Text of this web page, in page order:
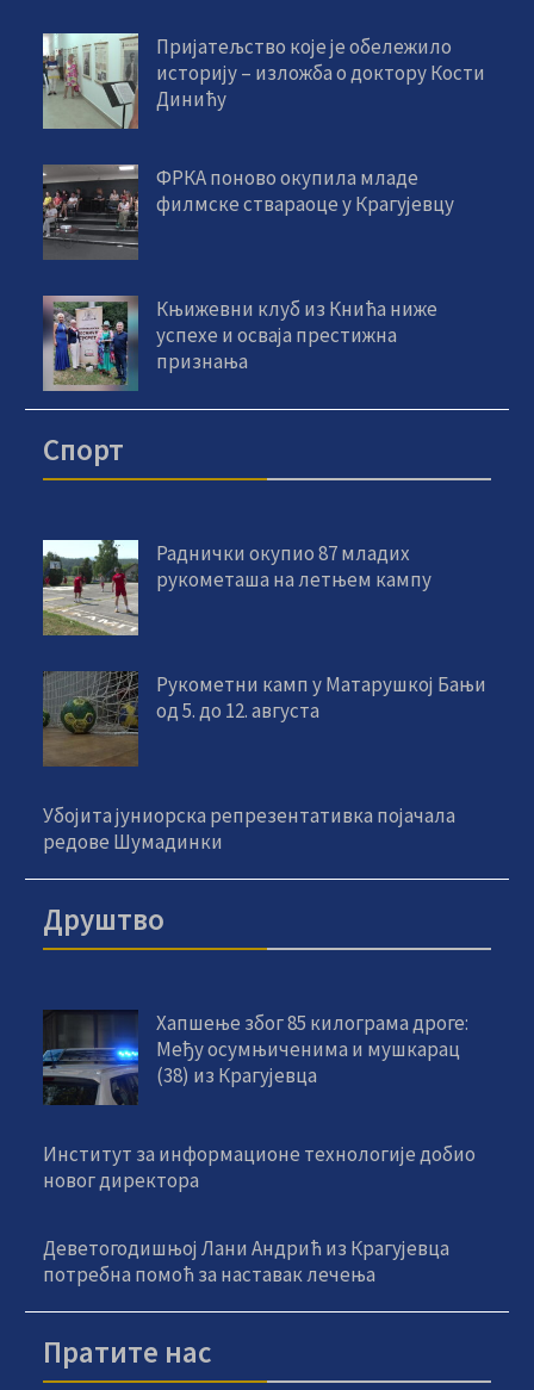
Пријатељство које је обележило
историју – изложба о доктору Кости
Динићу
ФРКА поново окупила младе
филмске ствараоце у Крагујевцу
Књижевни клуб из Кнића ниже
успехе и осваја престижна
признања
Спорт
Раднички окупио 87 младих
рукометаша на летњем кампу
Рукометни камп у Матарушкој Бањи
од 5. до 12. августа
Убојита јуниорска репрезентативка појачала
редове Шумадинки
Друштво
Хапшење због 85 килограма дроге:
Међу осумњиченима и мушкарац
(38) из Крагујевца
Институт за информационе технологије добио
новог директора
Деветогодишњој Лани Андрић из Крагујевца
потребна помоћ за наставак лечења
Пратите нас